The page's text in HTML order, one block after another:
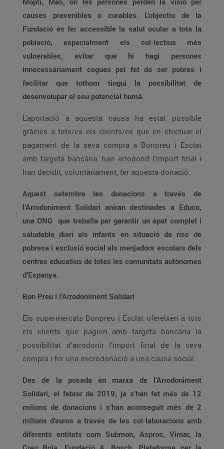
causes prevenibles o curables. L’objectiu de la
Fundació és fer accessible la salut ocular a tota la
població, especialment els col·lectius més
vulnerables, evitar que hi hagi persones
innecessàriament cegues pel fet de ser pobres i
facilitar que tothom tingui la possibilitat de
desenvolupar el seu potencial humà.
L’aportació a aquesta causa ha estat possible
gràcies a tots/es els clients/es que en efectuar el
pagament de la seva compra a Bonpreu i Esclat
amb targeta bancària, han arrodonit l’import final i
han decidit, voluntàriament, fer aquesta donació.
Aquest setembre les donacions a través de
l’Arrodoniment Solidari aniran destinades a Educo,
una ONG que treballa per garantir un àpat complet i
saludable diari als infants en situació de risc de
pobresa i exclusió social als menjadors escolars dels
centres educatius de totes les comunitats autònomes
d’Espanya.
Bon Preu i l’Arrodoniment Solidari
Els supermercats Bonpreu i Esclat ofereixen a tots
els clients que paguin amb targeta bancària la
possibilitat d’arrodonir l’import final de la seva
compra i fer una microdonació a una causa social.
Des de la posada en marxa de l’Arrodoniment
Solidari, el febrer de 2019, ja s’han fet més de 12
milions de donacions i s’han aconseguit més de 2
milions d’euros a través de les col·laboracions amb
diferents entitats com Submon, Aspros, Vimar, la